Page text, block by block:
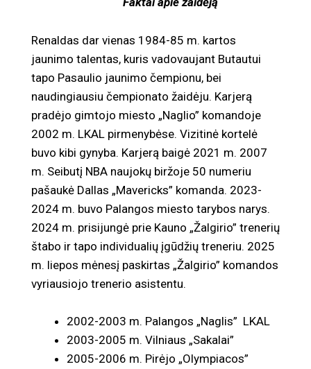
Renaldas dar vienas 1984-85 m. kartos
jaunimo talentas, kuris vadovaujant Butautui
tapo Pasaulio jaunimo čempionu, bei
naudingiausiu čempionato žaidėju. Karjerą
pradėjo gimtojo miesto „Naglio” komandoje
2002 m. LKAL pirmenybėse. Vizitinė kortelė
buvo kibi gynyba. Karjerą baigė 2021 m. 2007
m. Seibutį NBA naujokų biržoje 50 numeriu
pašaukė Dallas „Mavericks” komanda. 2023-
2024 m. buvo Palangos miesto tarybos narys.
2024 m. prisijungė prie Kauno „Žalgirio” trenerių
štabo ir tapo individualių įgūdžių treneriu. 2025
m. liepos mėnesį paskirtas „Žalgirio” komandos
vyriausiojo trenerio asistentu.
2002-2003 m. Palangos „Naglis” LKAL
2003-2005 m. Vilniaus „Sakalai”
2005-2006 m. Pirėjo „Olympiacos”